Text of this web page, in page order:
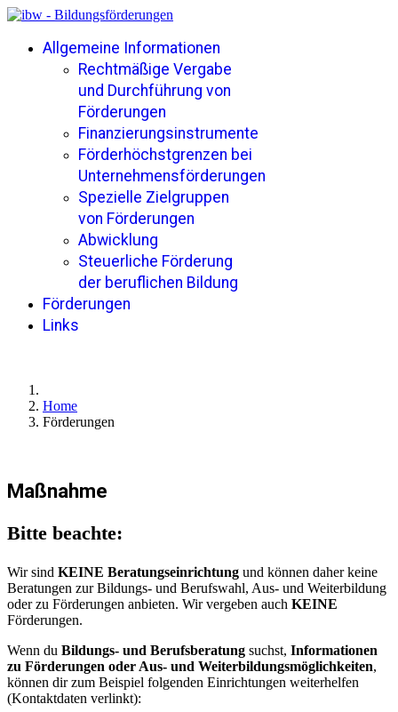
Allgemeine Informationen
Rechtmäßige Vergabe
und Durchführung von
Förderungen
Finanzierungsinstrumente
Förderhöchstgrenzen bei
Unternehmensförderungen
Spezielle Zielgruppen
von Förderungen
Abwicklung
Steuerliche Förderung
der beruflichen Bildung
Förderungen
Links
Home
Förderungen
Maßnahme
Bitte beachte:
Wir sind KEINE Beratungseinrichtung und können daher keine
Beratungen zur Bildungs- und Berufswahl, Aus- und Weiterbildung
oder zu Förderungen anbieten. Wir vergeben auch KEINE
Förderungen.
Wenn du Bildungs- und Berufsberatung suchst, Informationen
zu Förderungen oder Aus- und Weiterbildungsmöglichkeiten,
können dir zum Beispiel folgenden Einrichtungen weiterhelfen
(Kontaktdaten verlinkt):